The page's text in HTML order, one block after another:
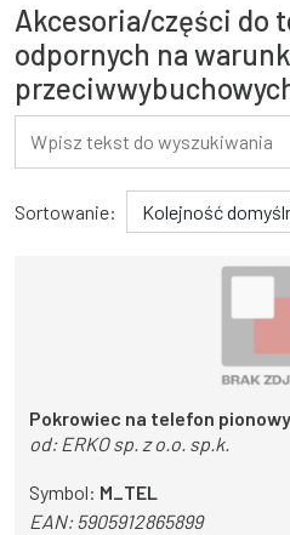
Akcesoria/części do
odpornych na
Wyniki
Sortowanie:
Pokrowiec na telefon pionowy
od: ERKO sp. z o.o. sp.k.
Symbol: M_TEL
EAN:5905912865899